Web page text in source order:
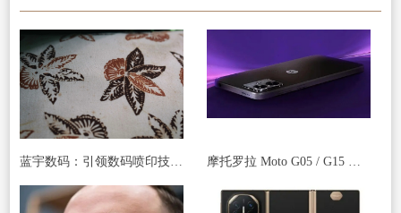
蓝宇数码：引领数码喷印技术，迈向上市新征程